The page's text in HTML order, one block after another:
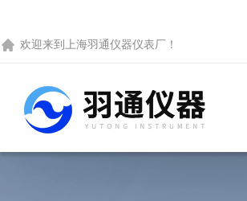
欢迎来到 上海羽通仪器仪表厂 ！